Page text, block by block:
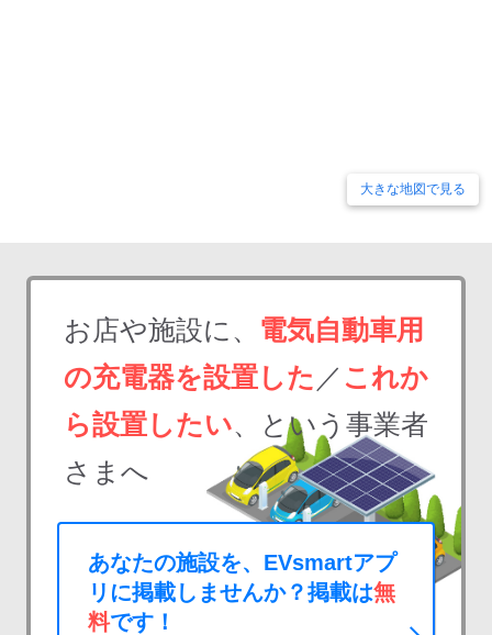
大きな地図で見る
お店や施設に、 電気自動車用
の充電器を設置した ／ これか
ら設置したい、という事業者
さまへ
あなたの施設を、EVsmartアプ
リに掲載しませんか？掲載は無
料です！